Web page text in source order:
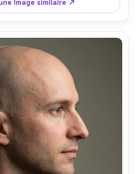
de couleur atténué-AR 4:5
Image similaire ↗